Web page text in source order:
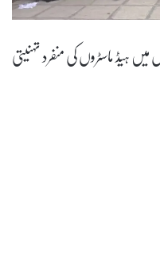
ہیڈ ماسٹروں کی منفرد تہنیتی